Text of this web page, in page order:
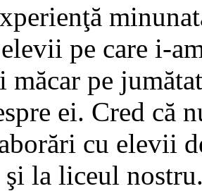
pe care i-
măcar pe
ei. Cred că
cu elevii
la liceul